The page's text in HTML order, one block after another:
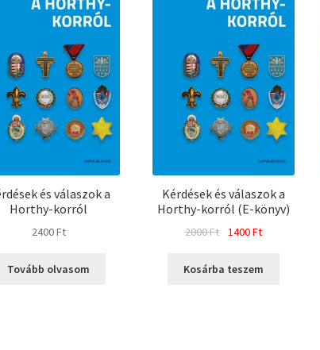
és válaszok a
Horthy-korról
2400Ft
Tovább olvasom
Kérdések és válaszok a
Horthy-korról (E-könyv)
2000Ft
Original
was:
1400FtCurrent
is:
Kosárba teszem